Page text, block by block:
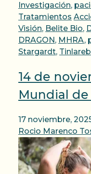
Investigación,
Tratamientos
Visión, Belite Bio,
DRAGON , MHRA,
Stargardt,
14 de
Mundial
17 noviembre,
Rocio Marenco